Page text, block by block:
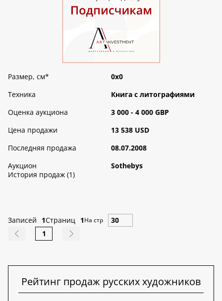
Размер, см*
0х0
Техника
Книга с литографиями
Оценка аукциона
3 000 - 4 000 GBP
Цена продажи
13 538 USD
Последняя продажа
08.07.2008
Аукцион
Sothebys
История продаж (1)
Записей 1Страниц 1На стр
1
Рейтинг продаж русских художников